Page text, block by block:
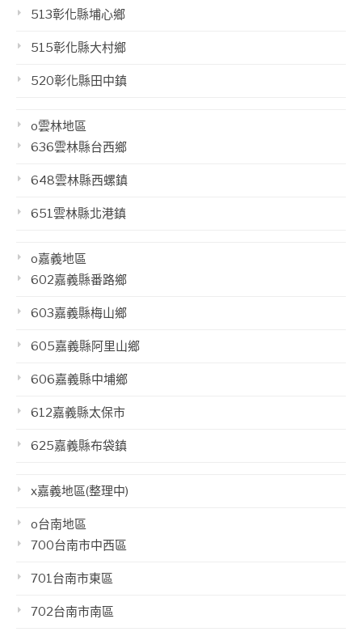
513彰化縣埔心鄉
515彰化縣大村鄉
520彰化縣田中鎮
o雲林地區
636雲林縣台西鄉
648雲林縣西螺鎮
651雲林縣北港鎮
o嘉義地區
602嘉義縣番路鄉
603嘉義縣梅山鄉
605嘉義縣阿里山鄉
606嘉義縣中埔鄉
612嘉義縣太保市
625嘉義縣布袋鎮
x嘉義地區(整理中)
o台南地區
700台南市中西區
701台南市東區
702台南市南區